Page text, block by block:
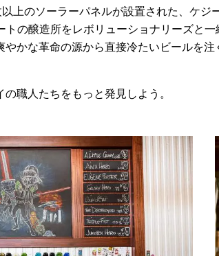
上のソーラーパネルが設置された、ケジ
トの醸造所をレボリューショナリーズと一
やかな革命の源から直接冷たいビールを注
の職人たちをもっと発見しよう。